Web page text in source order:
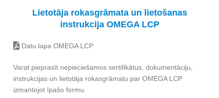
Lietotāja rokasgrāmata un lietošanas
instrukcija OMEGA LCP
Datu lapa OMEGA LCP
Varat pieprasīt nepieciešamos sertifikātus, dokumentāciju,
instrukcijas un lietotāja rokasgrāmatu par OMEGA LCP
izmantojot īpašo formu.